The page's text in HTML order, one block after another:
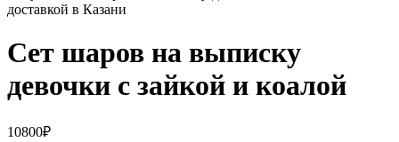
Сет шаров на выписку
девочки с зайкой и коалой
10800₽